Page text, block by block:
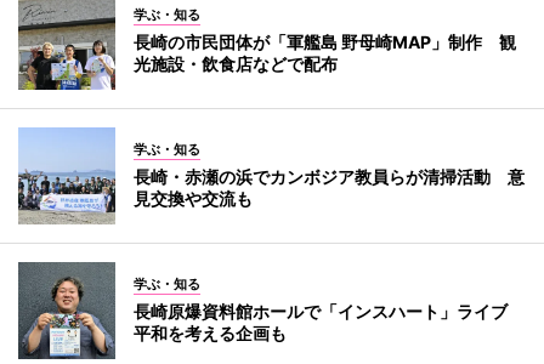
学ぶ・知る
長崎の市民団体が「軍艦島 野母崎MAP」制作 観
光施設・飲食店などで配布
学ぶ・知る
長崎・赤瀬の浜でカンボジア教員らが清掃活動 意
見交換や交流も
学ぶ・知る
長崎原爆資料館ホールで「インスハート」ライブ
平和を考える企画も